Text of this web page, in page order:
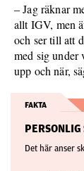
– Jag räknar
allt IGV, men
och ser till att
med sig under
upp och när,
FAKTA
Det här anser